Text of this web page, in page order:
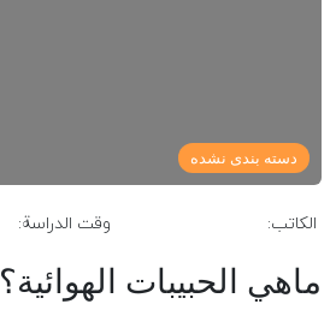
دسته بندی نشده
الكاتب: وقت الدراسة:
ماهي الحبيبات الهوائية؟